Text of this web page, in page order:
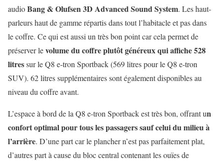
audioBang & Olufsen 3D Advanced Sound System. Les haut-
parleurs haut de gamme répartis dans tout l’habitacle et pas dans
le coffre. Ce qui est aussi un très bon point car cela permet de
préserver levolume du coffre plutôt généreux qui affiche 528
litressur le Q8 e-tron Sportback (569 litres pour le Q8 e-tron
SUV). 62 litres supplémentaires sont également disponibles au
niveau du coffre avant.
L’espace à bord de la Q8 e-tron Sportback est très bon, offrant un
confort optimal pour tous les passagers sauf celui du milieu à
l’arrière. D’une part car le plancher n’est pas parfaitement plat,
d’autres part à cause du bloc central contenant les ouïes de